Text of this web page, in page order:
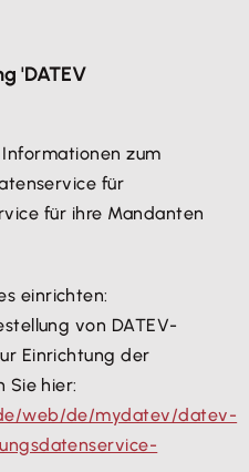
'DATEV
zum
für
für ihre Mandanten
einrichten:
von DATEV-
Einrichtung der
Sie hier:
web/de/mydatev/datev-